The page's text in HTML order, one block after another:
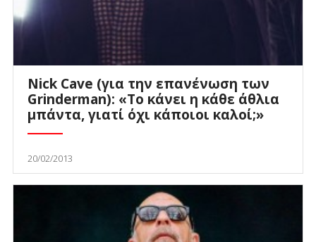
Nick Cave (για την επανένωση των
Grinderman): «To κάνει η κάθε άθλια
μπάντα, γιατί όχι κάποιοι καλοί;»
20/02/2013